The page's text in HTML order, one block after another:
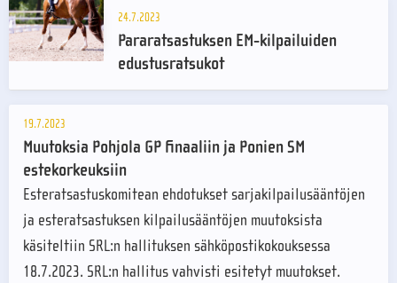
24.7.2023
Pararatsastuksen EM-kilpailuiden
edustusratsukot
19.7.2023
Muutoksia Pohjola GP finaaliin ja Ponien SM
estekorkeuksiin
Esteratsastuskomitean ehdotukset sarjakilpailusääntöjen
ja esteratsastuksen kilpailusääntöjen muutoksista
käsiteltiin SRL:n hallituksen sähköpostikokouksessa
18.7.2023. SRL:n hallitus vahvisti esitetyt muutokset.